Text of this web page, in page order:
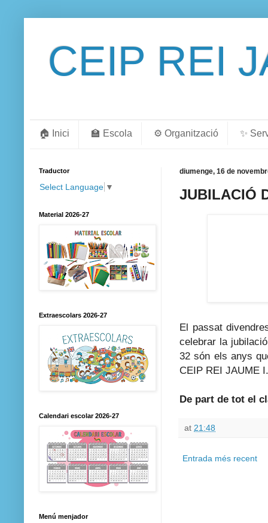
CEIP REI
🏠 Inici 🏫 Escola ⚙️ Organització ✨
diumenge, 16 de
JUBILACIÓ
El passat
celebrar la
32 són els anys
CEIP REI JAUME I.
De part de tot el
at 21:48
Entrada més recent
Traductor
Select Language ▼
Material 2026-27
Extraescolars 2026-27
Calendari escolar 2026-27
Menú menjador